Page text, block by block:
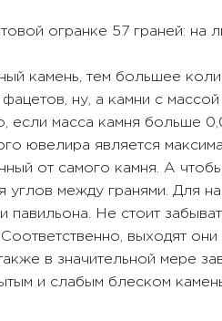
огранке 57 граней:
камень, тем большее
фацетов, ну, а камни с
если масса камня больше
ювелира является
от самого камня. А
углов между гранями. Для
павильона. Не стоит
выходят
в значительной мере
и слабым блеском